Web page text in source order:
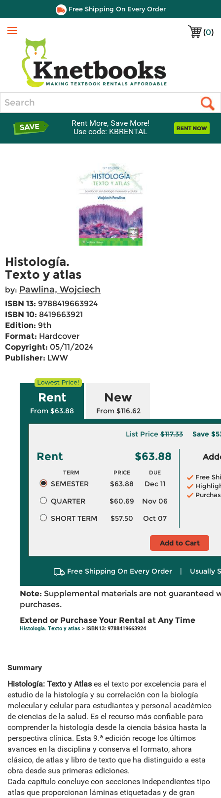
Free Shipping On Every Order
(0)
Menu
Rent More, Save More!
Use code: KBRENTAL
Histología.
Texto y atlas
by: Pawlina, Wojciech
ISBN 13: 9788419663924
ISBN 10: 8419663921
Edition: 9th
Format: Hardcover
Copyright: 05/11/2024
Publisher: LWW
Rent
From $63.88
New
From $116.62
List Price $117.33 Save
Rent $63.88
TERM PRICE DUE
SEMESTER $63.88
Dec 11
QUARTER
$60.69
Nov 06
SHORT TERM
$57.50 Oct 07
Free
Add to Cart
Free Shipping On Every Order | Usually
Note: Supplemental materials are not guaranteed
purchases.
Extend or Purchase Your Rental at Any Time
Histología. Texto y atlas > ISBN13: 9788419663924
Summary
Histología: Texto y Atlas es el texto por excelencia para el
estudio de la histología y su correlación con la biología
molecular y celular para estudiantes y personal académico
de ciencias de la salud. Es el recurso más confiable para
comprender la histología desde la ciencia básica hasta la
perspectiva clínica. Esta 9.ª edición recoge los últimos
avances en la disciplina y conserva el formato, ahora
clásico, de atlas y libro de texto que ha distinguido a esta
obra desde sus primeras ediciones.
Cada capítulo concluye con secciones independientes tipo
atlas que proporcionan láminas etiquetadas y de gran